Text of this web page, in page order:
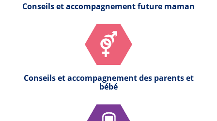
Conseils et accompagnement future maman
Conseils et accompagnement des parents et
bébé